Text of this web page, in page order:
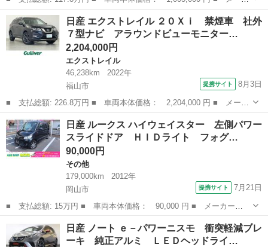
ー名： 日産 ■ 車種名： セレナ ■ グレード名： ハイウェイス
ター Ｖセレクション アラウンドビューモニター フリップダウン
モニター...
広島 広島市 セレナ
日産 エクストレイル ２０Ｘｉ 禁煙車 社外
７型ナビ アラウンドビューモニター…
2,204,000円
エクストレイル
46,238km
2022年
福山市
提携サイト 8月3日
■ 支払総額: 226.8万円 ■ 車両本体価格： 2,204,000 円 ■ メーカ
ー名： 日産 ■ 車種名： エクストレイル ■ グレード名： ２０
Ｘｉ 禁煙車 社外７型ナビ アラウンドビューモニター インテリ
ジェント...
広島 福山市 エクストレイル
日産 ルークス ハイウェイスター 左側パワー
スライドドア ＨＩＤライト フォグ…
90,000円
その他
179,000km
2012年
岡山市
提携サイト 7月21日
■ 支払総額: 15万円 ■ 車両本体価格： 90,000 円 ■ メーカー
名： 日産 ■ 車種名： ルークス ■ グレード名： ハイウェイス
ター 左側パワースライドドア ＨＩＤライト フォグ 純正１４Ａ
Ｗ スマートキー ...
岡山市 その他
日産 ノート ｅ－パワーニスモ 衝突軽減ブレ
ーキ 純正アルミ ＬＥＤヘッドライ…